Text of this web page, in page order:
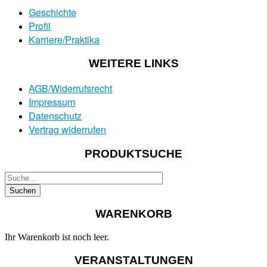
Geschichte
Profil
Karriere/Praktika
WEITERE LINKS
AGB/Widerrufsrecht
Impressum
Datenschutz
Vertrag widerrufen
PRODUKTSUCHE
WARENKORB
Ihr Warenkorb ist noch leer.
VERANSTALTUNGEN